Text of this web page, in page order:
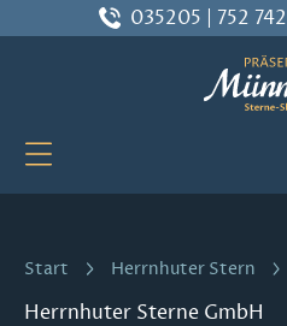
Zum Hauptinhalt springen
035205 | 752 742
Start Herrnhuter Stern
Herrnhuter Sterne GmbH